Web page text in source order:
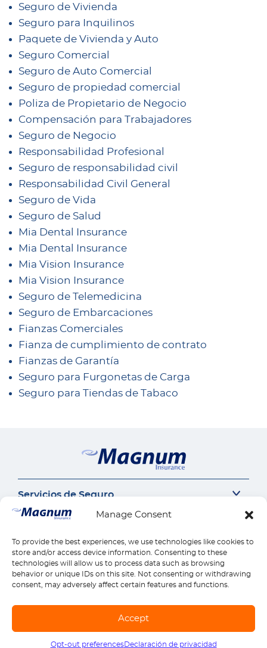
Manage Consent
To provide the best experiences, we use technologies like cookies to
store and/or access device information. Consenting to these
technologies will allow us to process data such as browsing
behavior or unique IDs on this site. Not consenting or withdrawing
consent, may adversely affect certain features and functions.
Accept
Opt-out preferencesDeclaración de privacidad
Seguro de Vivienda
Seguro para Inquilinos
Paquete de Vivienda y Auto
Seguro Comercial
Seguro de Auto Comercial
Seguro de propiedad comercial
Poliza de Propietario de Negocio
Compensación para Trabajadores
Seguro de Negocio
Responsabilidad Profesional
Seguro de responsabilidad civil
Responsabilidad Civil General
Seguro de Vida
Seguro de Salud
Mia Dental Insurance
Mia Dental Insurance
Mia Vision Insurance
Mia Vision Insurance
Seguro de Telemedicina
Seguro de Embarcaciones
Fianzas Comerciales
Fianza de cumplimiento de contrato
Fianzas de Garantía
Seguro para Furgonetas de Carga
Seguro para Tiendas de Tabaco
Servicios de Seguro
Seguro del auto
Seguro Sr22
Seguro de Motocicleta
Seguro de Auto Comercial
Responsabilidad Civil General
Compensación para Trabajadores
Explora todos los productos
Nuestra Empresa
Perspectivas de Seguros
Carrera
Seguros por estado
Reseñas
Contáctanos
Llámanos 1-888-539-2102
Descargar la Aplicación Móvil
Enlaces Rápidos
Reclamos
Pagos
© Copyright Magnum Insurance Agency Co., Inc. 2026. All rights reserved. |